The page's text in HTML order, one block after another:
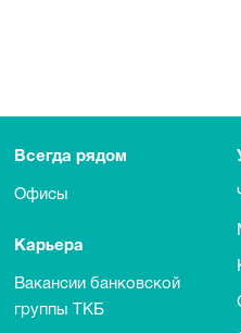
Всегда рядом
Офисы
Карьера
Вакансии банковской
группы ТКБ